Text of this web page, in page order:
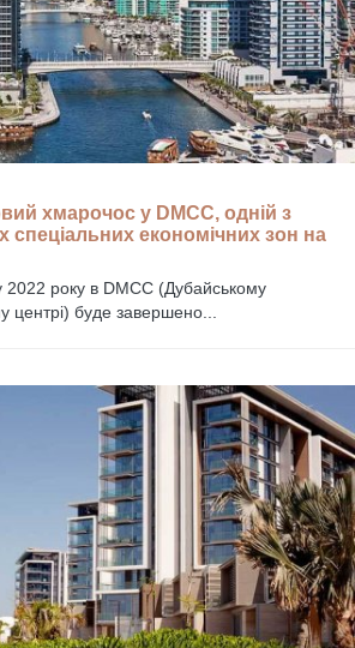
хмарочос у DMCC, одній з
спеціальних економічних зон на
2022 року в DMCC (Дубайському
центрі) буде завершено...